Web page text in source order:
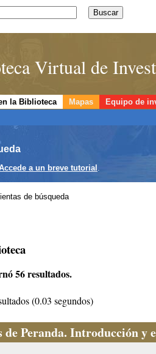
Virtual de
la Biblioteca Mapas Equipo de
a un breve tutorial .
de búsqueda
56 resultados.
(0.03 segundos)
de Peranda. Introducción y